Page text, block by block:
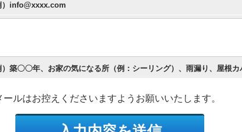
）info@xxxx.com
）築〇〇年、お家の気になる所（例：シーリング）、雨漏り、屋根
ルはお控えくださいますようお願いいたします。